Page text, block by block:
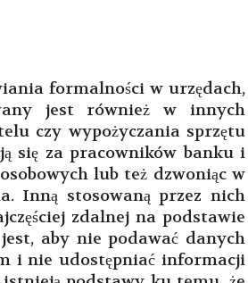
formalności w urzędach,
jest również w innych
czy wypożyczania sprzętu
się za pracowników banku i
lub też dzwoniąc w
Inną stosowaną przez nich
zdalnej na podstawie
aby nie podawać danych
i nie udostępniać informacji